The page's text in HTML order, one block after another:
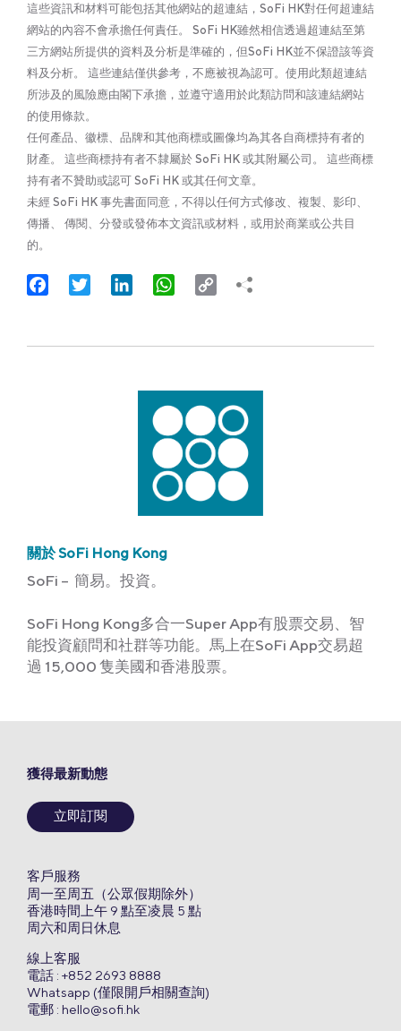
這些資訊和材料可能包括其他網站的超連結，SoFi HK對任何超連結
網站的內容不會承擔任何責任。 SoFi HK雖然相信透過超連結至第
三方網站所提供的資料及分析是準確的，但SoFi HK並不保證該等資
料及分析。 這些連結僅供參考，不應被視為認可。使用此類超連結
所涉及的風險應由閣下承擔，並遵守適用於此類訪問和該連結網站
的使用條款。
任何產品、徽標、品牌和其他商標或圖像均為其各自商標持有者的
財產。 這些商標持有者不隸屬於 SoFi HK 或其附屬公司。 這些商標
持有者不贊助或認可 SoFi HK 或其任何文章。
未經 SoFi HK 事先書面同意，不得以任何方式修改、複製、影印、
傳播、 傳閱、分發或發佈本文資訊或材料，或用於商業或公共目
的。
FacebookTwitter LinkedInWhatsApp
Copy
關於 SoFi Hong Kong
SoFi – 簡易。投資。
SoFi Hong Kong多合一Super App有股票交易、智
能投資顧問和社群等功能。馬上在SoFi App交易超
過 15,000 隻美國和香港股票。
獲得最新動態
立即訂閱
客戶服務
周一至周五（公眾假期除外）
香港時間上午 9 點至凌晨 5 點
周六和周日休息
線上客服
電話 : +852 2693 8888
Whatsapp (僅限開戶相關查詢)
電郵 : hello@sofi.hk